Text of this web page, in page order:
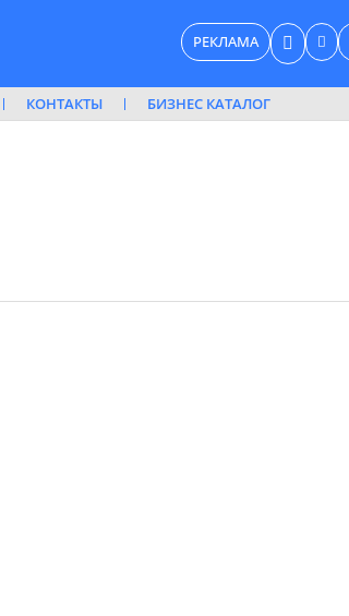
РЕКЛАМА
КОНТАКТЫ БИЗНЕС КАТАЛОГ